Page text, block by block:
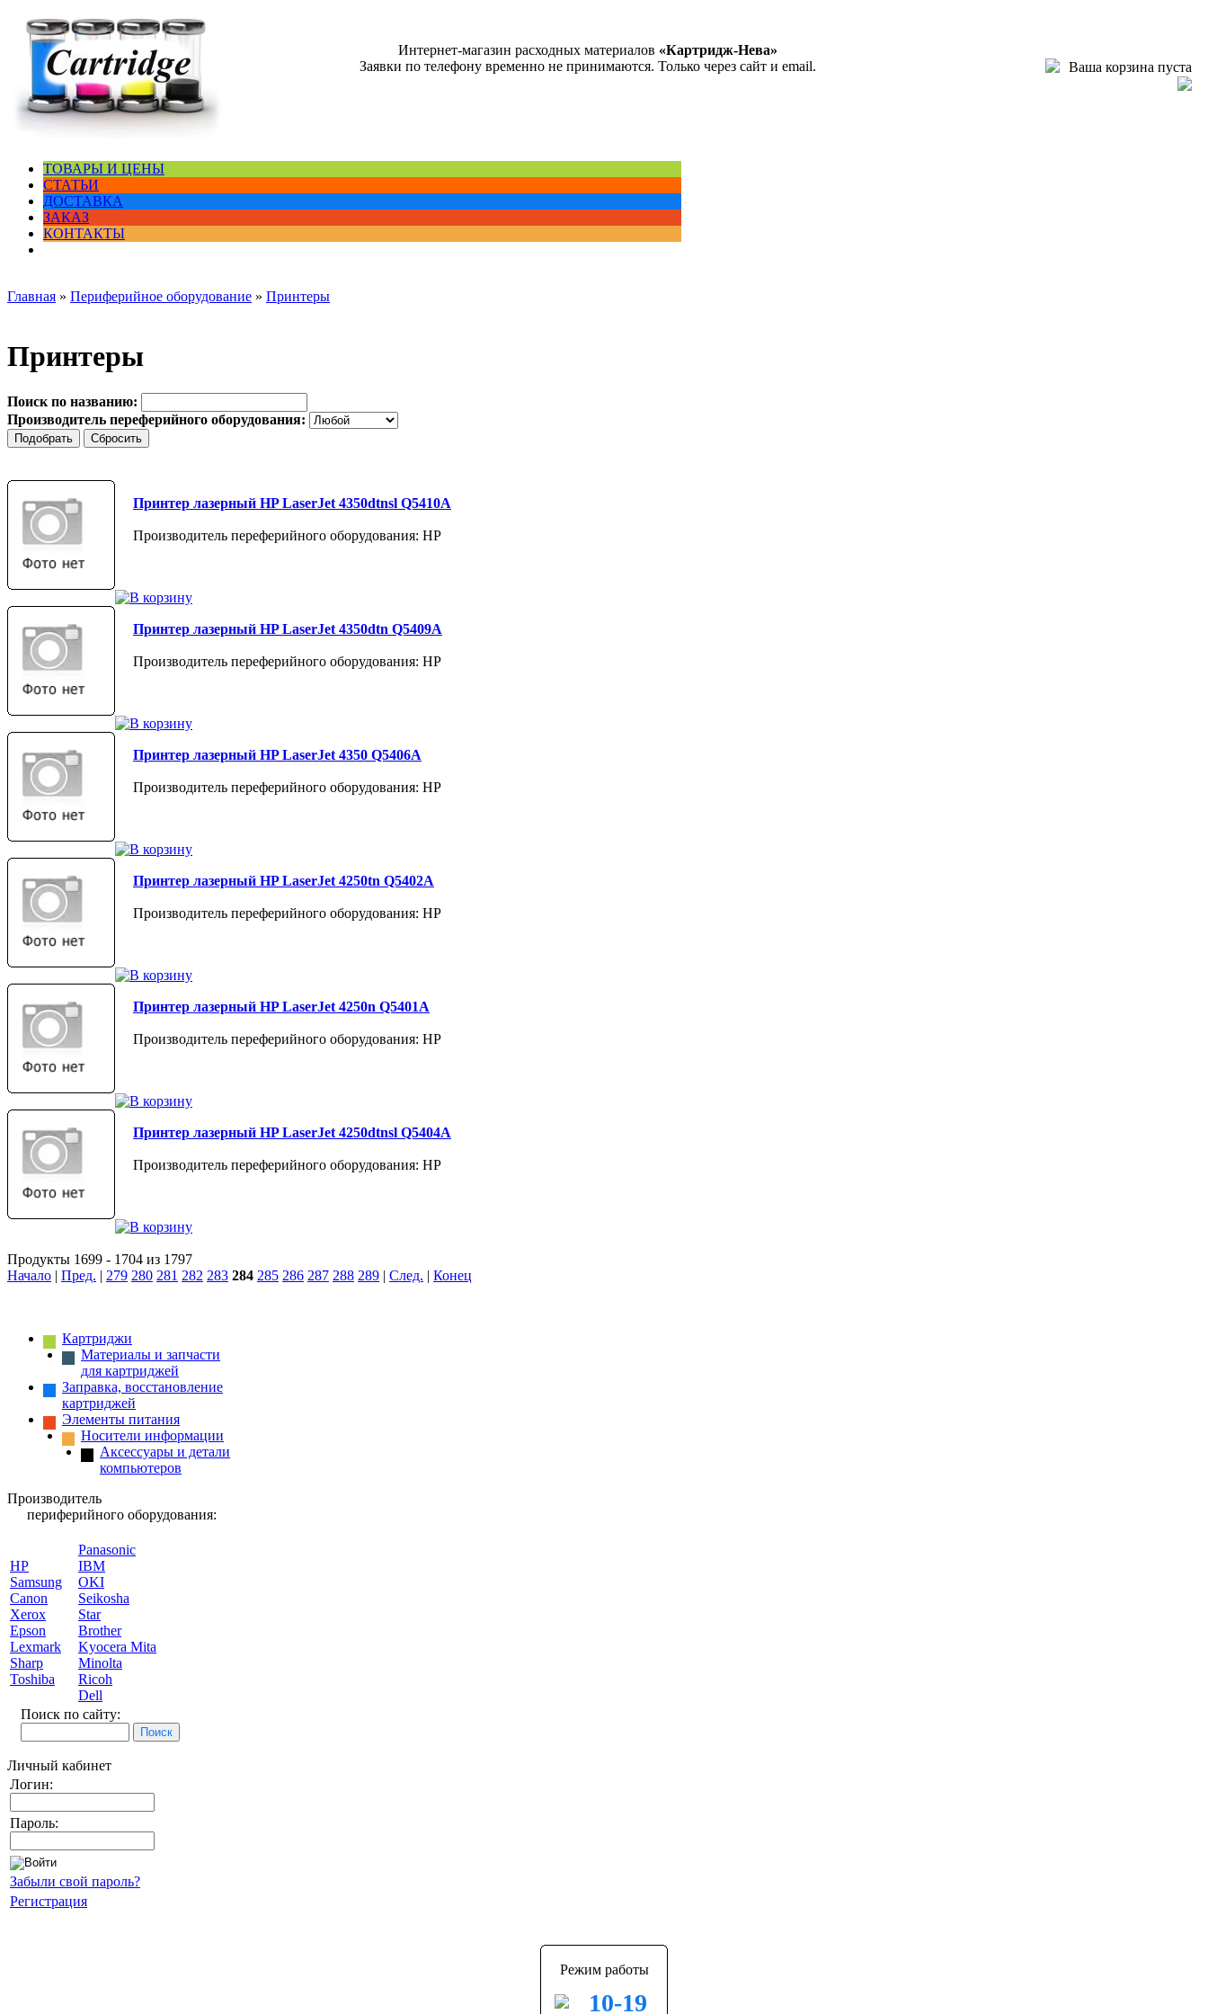
Интернет-магазин расходных материалов «Картридж-Нева»
Заявки по телефону временно не принимаются. Только через сайт и email.
Ваша корзина пуста
ТОВАРЫ И ЦЕНЫ
СТАТЬИ
ДОСТАВКА
ЗАКАЗ
КОНТАКТЫ
Главная » Периферийное оборудование » Принтеры
Принтеры
Поиск по названию:
Производитель переферийного оборудования:
Принтер лазерный HP LaserJet 4350dtnsl Q5410A
Производитель переферийного оборудования: HP
Принтер лазерный HP LaserJet 4350dtn Q5409A
Производитель переферийного оборудования: HP
Принтер лазерный HP LaserJet 4350 Q5406A
Производитель переферийного оборудования: HP
Принтер лазерный HP LaserJet 4250tn Q5402A
Производитель переферийного оборудования: HP
Принтер лазерный HP LaserJet 4250n Q5401A
Производитель переферийного оборудования: HP
Принтер лазерный HP LaserJet 4250dtnsl Q5404A
Производитель переферийного оборудования: HP
Продукты 1699 - 1704 из 1797
Начало | Пред. | 279 280 281 282 283 284 285 286 287 288 289 | След. | Конец
Картриджи
Материалы и запчасти
для картриджей
Заправка, восстановление
картриджей
Элементы питания
Носители информации
Аксессуары и детали
компьютеров
Производитель
периферийного оборудования:
HP
Samsung
Canon
Xerox
Epson
Lexmark
Sharp
Toshiba
Panasonic
IBM
OKI
Seikosha
Star
Brother
Kyocera Mita
Minolta
Ricoh
Dell
Поиск по сайту:
Личный кабинет
Логин:
Пароль:
Забыли свой пароль?
Регистрация
Режим работы
10-19